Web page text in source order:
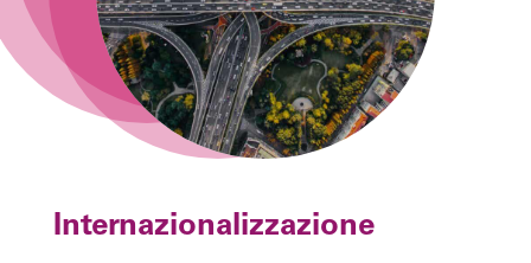
Internazionalizzazione